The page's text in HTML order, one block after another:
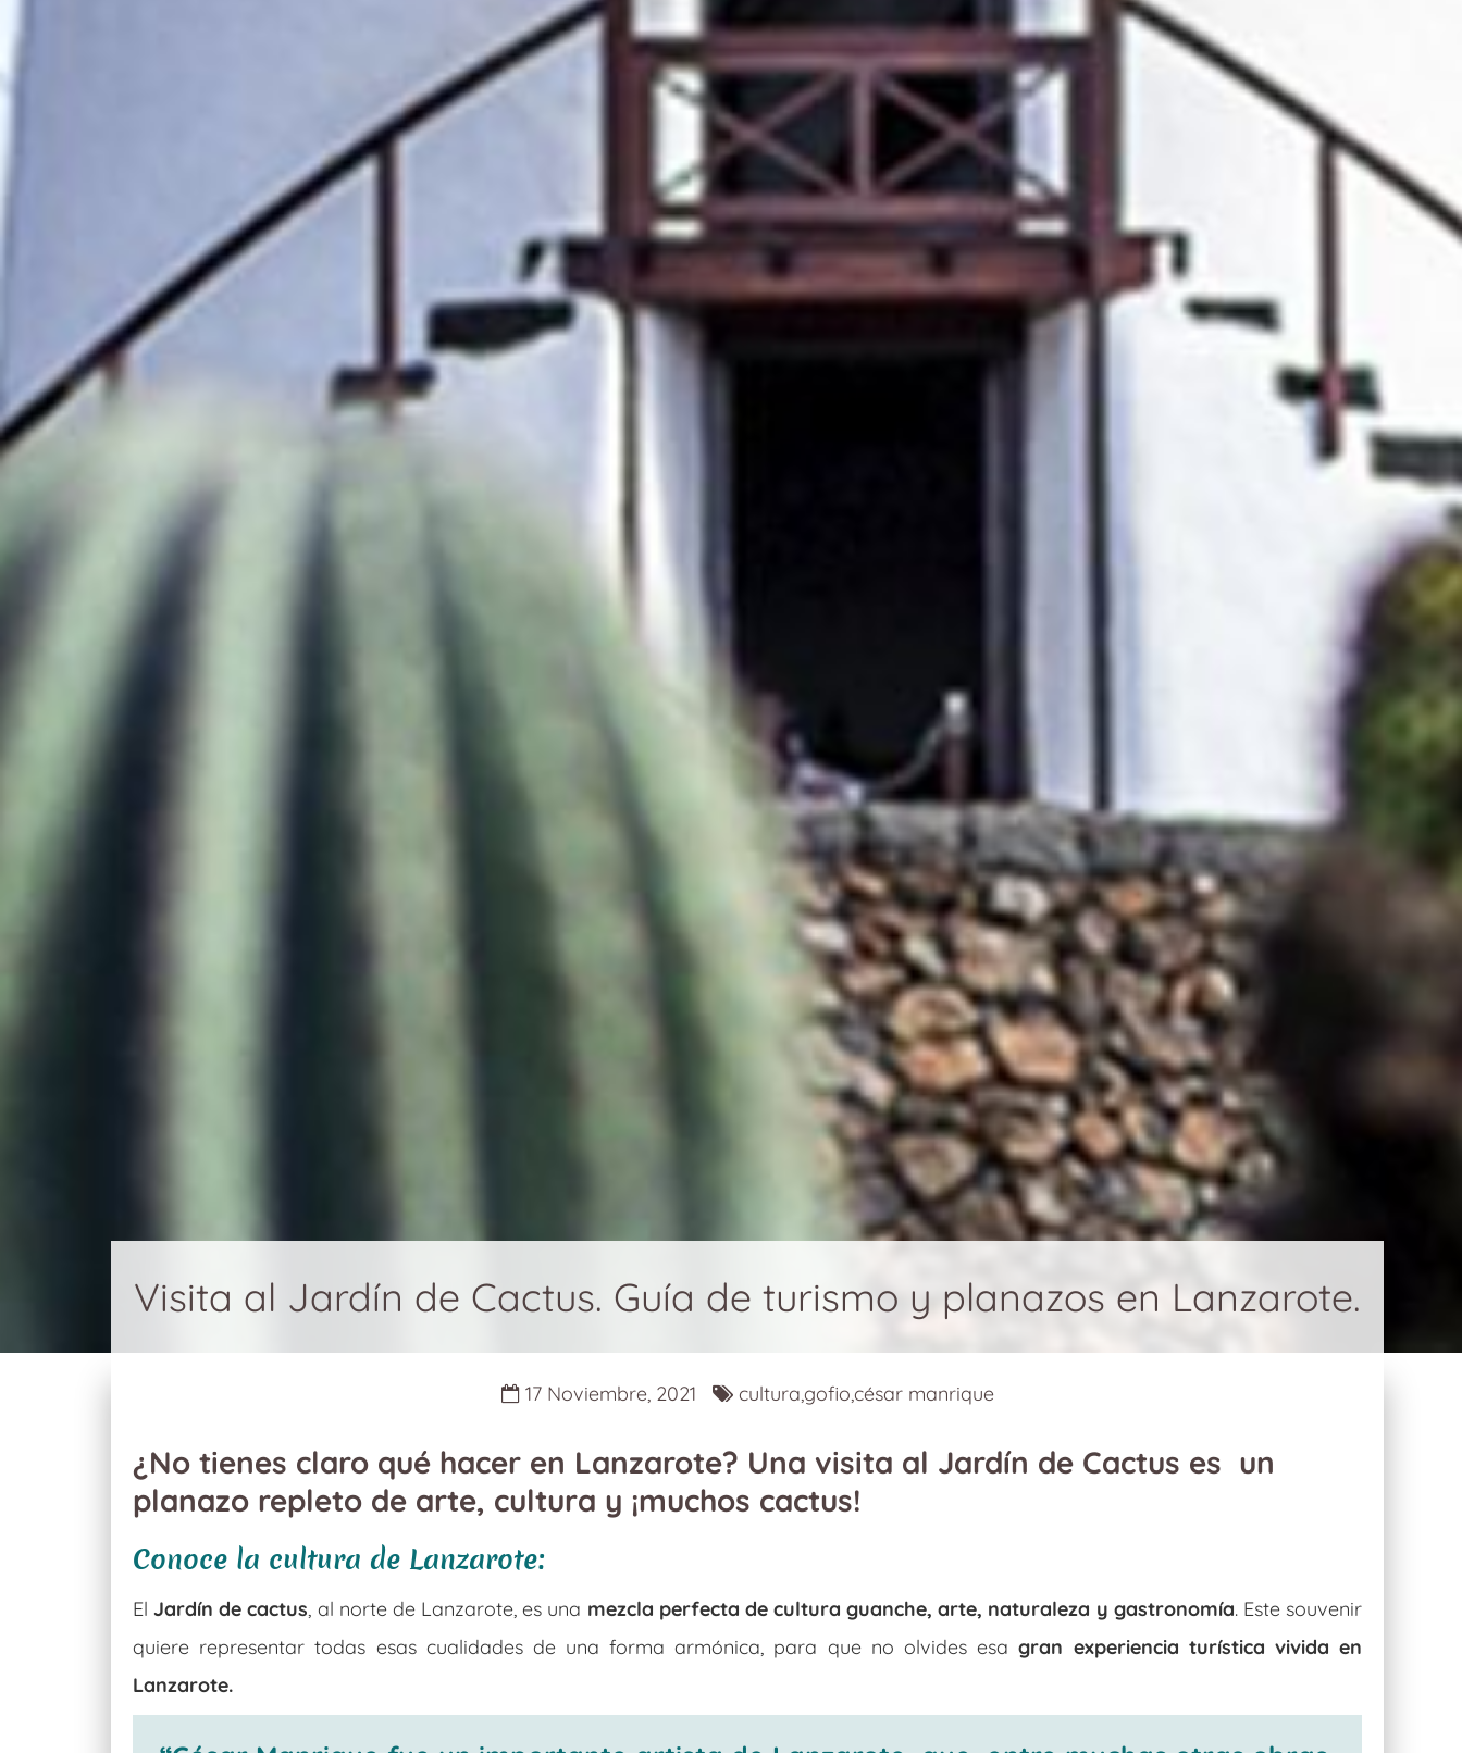
Visita al Jardín de Cactus. Guía de turismo y planazos en Lanzarote.
17 Noviembre, 2021 cultura,gofio,césar manrique
¿No tienes claro qué hacer en Lanzarote? Una visita al Jardín de Cactus es un
planazo repleto de arte, cultura y ¡muchos cactus!
Conoce la cultura de Lanzarote:
ElJardín de cactus, al norte de Lanzarote, es una mezcla perfecta de cultura guanche, arte, naturaleza y gastronomía. Este souvenir
quiere representar todas esas cualidades de una forma armónica, para que no olvides esagran experiencia turística vivida en
Lanzarote.